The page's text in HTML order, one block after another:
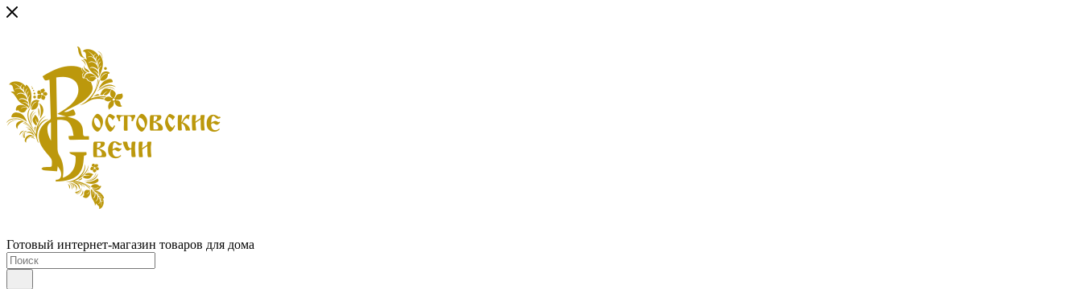
Готовый интернет-магазин товаров для дома